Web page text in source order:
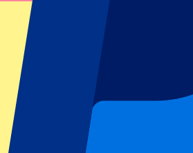
Alle Sportarten